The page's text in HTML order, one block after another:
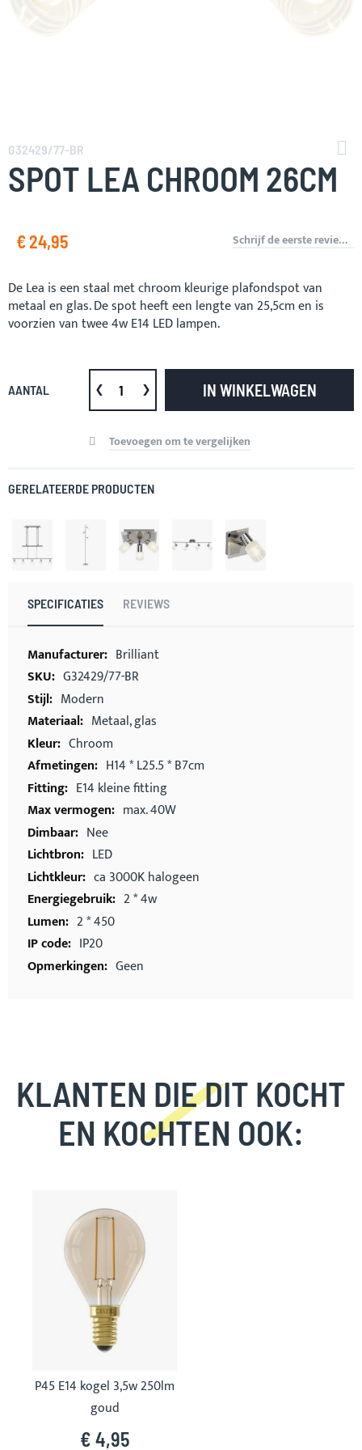
naar
het
begin
van
afbeeldingen-
gallerij
G32429/77-BR
SPOT LEA CHROOM 26CM
€ 24,95 Schrijf de eerste review over dit product
De Lea is een staal met chroom kleurige plafondspot van
metaal en glas. De spot heeft een lengte van 25,5cm en is
voorzien van twee 4w E14 LED lampen.
AANTAL IN WINKELWAGEN
Toevoegen om te vergelijken
GERELATEERDE PRODUCTEN
SPECIFICATIES REVIEWS
Meer
informatie
Brilliant
G32429/77-BR
Modern
Metaal, glas
Chroom
H14 * L25.5 * B7cm
E14 kleine fitting
max. 40W
Nee
LED
ca 3000K halogeen
2 * 4w
2 * 450
IP20
Geen
KLANTEN DIE DIT KOCHT
EN KOCHTEN OOK:
carousel
P45 E14 kogel 3,5w 250lm
goud
€ 4,95